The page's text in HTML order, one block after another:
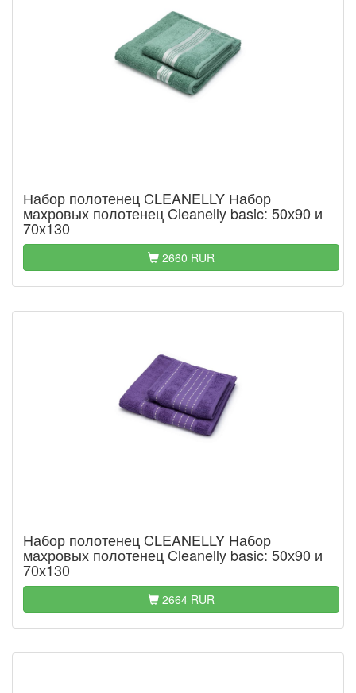
Набор полотенец CLEANELLY Набор
махровых полотенец Cleanelly basic: 50х90 и
70х130
2660 RUR
Набор полотенец CLEANELLY Набор
махровых полотенец Cleanelly basic: 50х90 и
70х130
2664 RUR